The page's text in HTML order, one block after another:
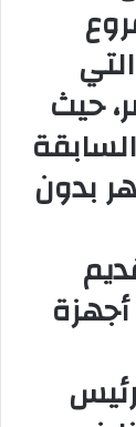
هواوي Experience Stores التي
حيث
لمدة 12 شهر بدون